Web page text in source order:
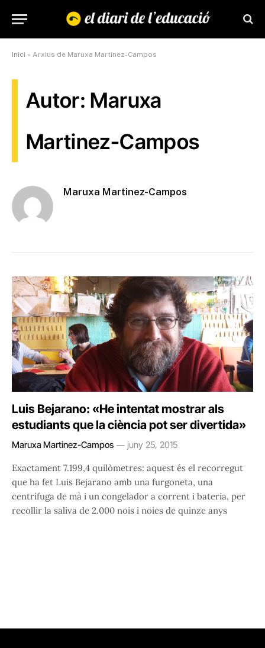
Inici » Arxius de Maruxa Martinez-Campos
Autor: Maruxa
Martinez-Campos
Maruxa Martinez-Campos
Luis Bejarano: «He intentat mostrar als
estudiants que la ciència pot ser divertida»
Maruxa Martinez-Campos juny 25, 2015
Exactament 7.199,4 quilòmetres: aquest és el recorregut
que ha fet Luis Bejarano amb una furgoneta, una
centrífuga de mà i un congelador a corrent i bateria, per
recollir la saliva de 2.000 nois i noies de quinze anys